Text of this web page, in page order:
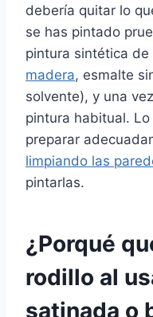
debería quitar lo
se has pintado
pintura sintética
madera, esmalte
solvente), y una
pintura habitual.
preparar
limpiando las
pintarlas.
¿Porqué
rodillo al
satinada o